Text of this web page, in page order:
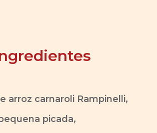
arroz carnaroli Rampinelli,
picada,